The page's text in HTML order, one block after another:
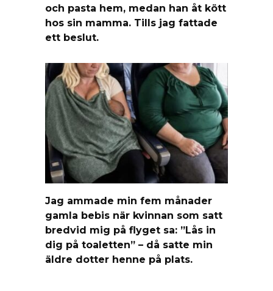
och pasta hem, medan han åt kött
hos sin mamma. Tills jag fattade
ett beslut.
Jag ammade min fem månader
gamla bebis när kvinnan som satt
bredvid mig på flyget sa: ”Lås in
dig på toaletten” – då satte min
äldre dotter henne på plats.